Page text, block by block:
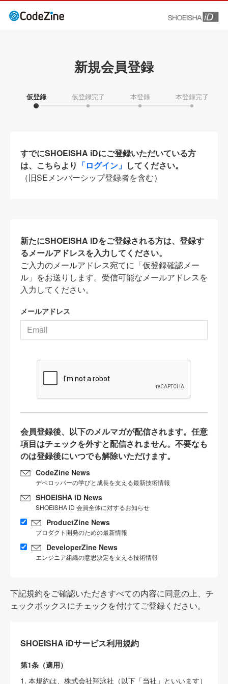
新規会員登録
仮登録 仮登録完了 本登録 本登録完了
すでにSHOEISHA iDにご登録いただいている方
は、こちらより 「ログイン」 してください。
（旧SEメンバーシップ登録者を含む）
新たにSHOEISHA iDをご登録される方は、登録す
るメールアドレスを入力してください。
ご入力のメールアドレス宛てに「仮登録確認メー
ル」をお送りします。受信可能なメールアドレスを
入力してください。
メールアドレス
会員登録後、以下のメルマガが配信されます。任意
項目はチェックを外すと配信されません。不要なも
のは登録後にいつでも解除いただけます。
CodeZine News
デベロッパーの学びと成長を支える最新技術情報
SHOEISHA iD News
SHOEISHA iD 会員全体に対するお知らせ
ProductZine News
プロダクト開発のための最新情報
DeveloperZine News
エンジニア組織の意思決定を支える技術情報
下記規約をご確認いただきすべての内容に同意の上、チ
ェックボックスにチェックを付けてご登録ください。
SHOEISHA iDサービス利用規約
第1条（適用）
1. 本規約は、株式会社翔泳社（以下「当社」といいます）